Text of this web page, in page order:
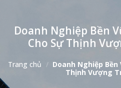
Doanh Nghiệp Bền
Cho Sự Thịnh
Trang chủ / Doanh Nghiệp
Thịnh Vượng